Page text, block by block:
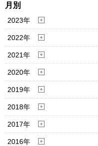
月別
2023年
2022年
2021年
2020年
2019年
2018年
2017年
2016年